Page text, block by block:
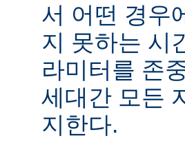
서 어떤 경우
지 못하는 시
라미터를 존
세대간 모든
지한다.